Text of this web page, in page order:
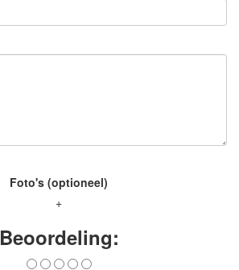
Foto's (optioneel)
+
Beoordeling: